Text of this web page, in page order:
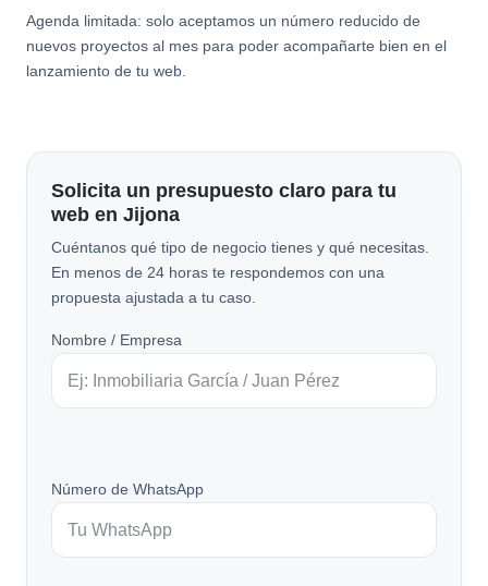
Agenda limitada: solo aceptamos un número reducido de
nuevos proyectos al mes para poder acompañarte bien en el
lanzamiento de tu web.
Solicita un presupuesto claro para tu
web en Jijona
Cuéntanos qué tipo de negocio tienes y qué necesitas.
En menos de 24 horas te respondemos con una
propuesta ajustada a tu caso.
Nombre / Empresa
Número de WhatsApp